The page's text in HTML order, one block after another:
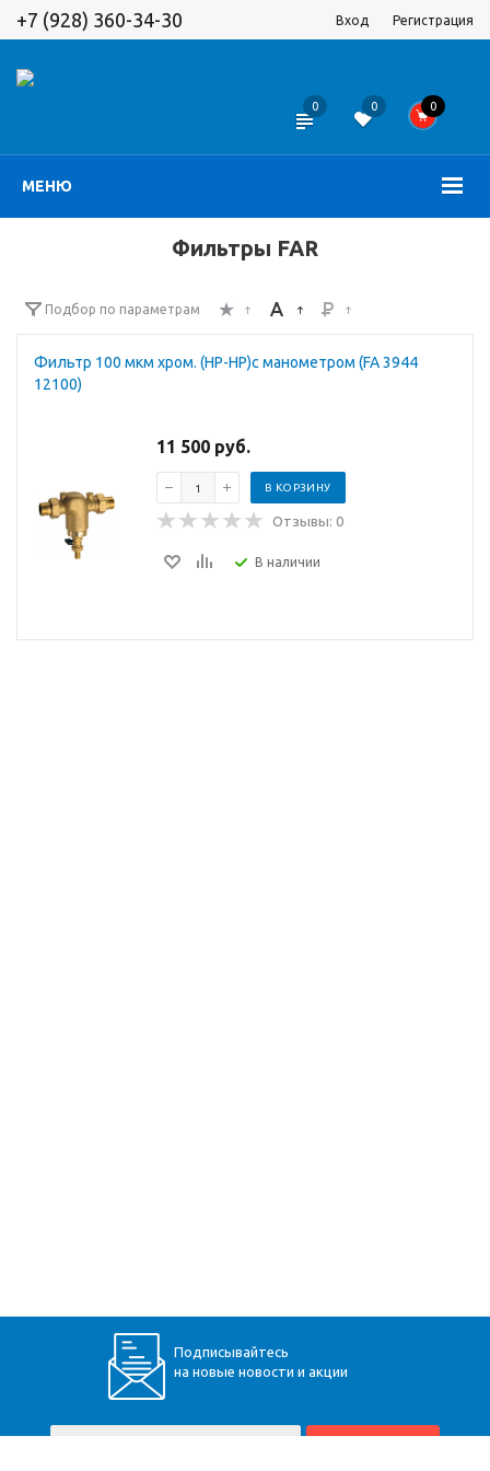
+7 (928) 360-34-30 Вход Регистрация
МЕНЮ
0 0 0
Фильтры FAR
Подбор по параметрам
Фильтр 100 мкм хром. (НР-НР)с манометром (FA 3944
12100)
11 500 руб.
В КОРЗИНУ
Отзывы: 0
В наличии
Подписывайтесь
на новые новости и акции